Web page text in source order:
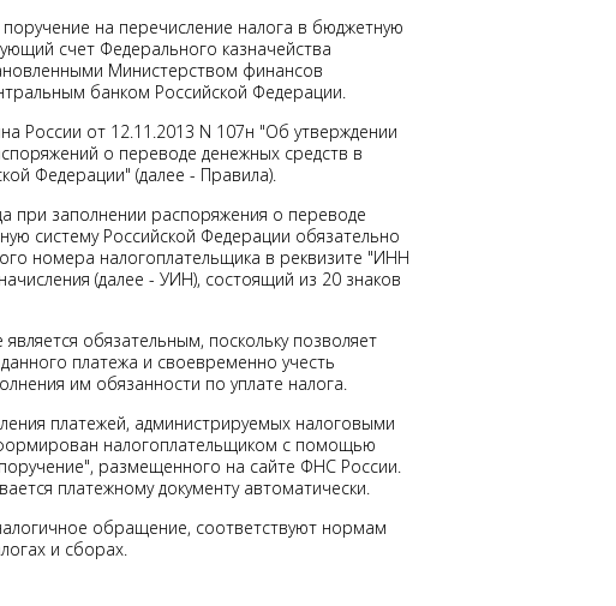
на перечисление налога в бюджетную
счет Федерального казначейства
Министерством финансов
банком Российской Федерации.
России от 12.11.2013 N 107н "Об утверждении
о переводе денежных средств в
Федерации" (далее - Правила).
при заполнении распоряжения о переводе
систему Российской Федерации обязательно
номера налогоплательщика в реквизите "ИНН
(далее - УИН), состоящий из 20 знаков
обязательным, поскольку позволяет
платежа и своевременно учесть
им обязанности по уплате налога.
платежей, администрируемых налоговыми
налогоплательщиком с помощью
размещенного на сайте ФНС России.
платежному документу автоматически.
обращение, соответствуют нормам
и сборах.